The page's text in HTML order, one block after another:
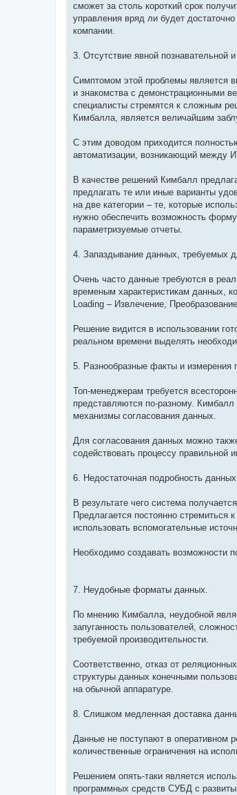
сможет за столь короткий срок
управления вряд ли будет
компании.
3. Отсутствие явной познавательной
Симптомом этой проблемы является
и знакомства с демонстрационными
специалисты стремятся к сложным
Кимбалла, является величайшим
С этим доводом приходится
автоматизации, возникающий между
В качестве решений Кимбалл
предлагать те или иные варианты
на две категории – те, которые
нужно обеспечить возможность
параметризуемые отчеты.
4. Запаздывание данных, требуемых
Очень часто данные требуются в
временым характеристикам данных,
Loading – Извлечение,
Решение видится в использовании
реальном времени выделять
5. Разнообразные факты и измерения
Топ-менеджерам требуется
представляются по-разному. Кимбалл
механизмы согласования данных.
Для согласования данных можно
содействовать процессу правильной
6. Недостаточная подробность
В результате чего система
Предлагается постоянно
использовать вспомогательные
Необходимо создавать возможности
7. Неудобные форматы данных.
По мнению Кимбалла, неудобной
запуганность пользователей,
требуемой производительности.
Соответственно, отказ от
структуры данных конечными
на обычной аппаратуре.
8. Слишком медленная доставка
Данные не поступают в оперативном
количественные ограничения на
Решением опять-таки является
программных средств СУБД с